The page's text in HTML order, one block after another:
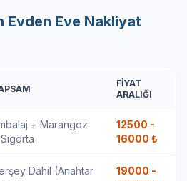
Eve Nakliyat
FIYAT
ARALIĞI
+ Marangoz
12500 -
16000 ₺
Dahil (Anahtar
19000 -